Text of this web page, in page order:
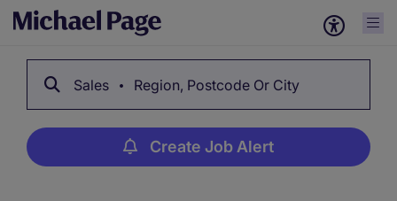
Sales Region, Postcode Or City
Create Job Alert